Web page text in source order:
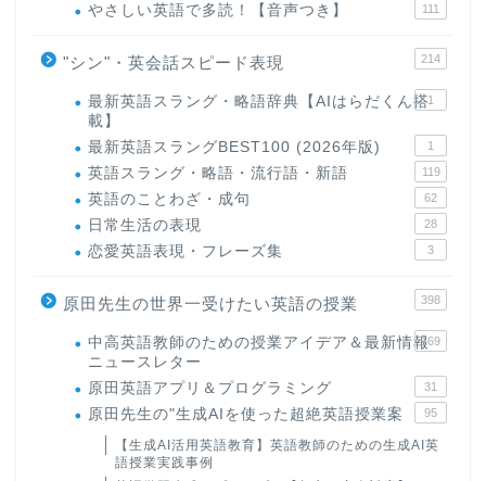
やさしい英語で多読！【音声つき】 111
"シン"・英会話スピード表現 214
最新英語スラング・略語辞典【AIはらだくん搭
載】
1
最新英語スラングBEST100 (2026年版) 1
英語スラング・略語・流行語・新語 119
英語のことわざ・成句 62
日常生活の表現 28
恋愛英語表現・フレーズ集 3
原田先生の世界一受けたい英語の授業 398
中高英語教師のための授業アイデア＆最新情報
ニュースレター
169
原田英語アプリ＆プログラミング 31
原田先生の"生成AIを使った超絶英語授業案 95
【生成AI活用英語教育】英語教師のための生成AI英
語授業実践事例